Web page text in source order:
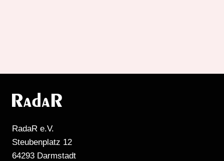
RadaR e.V.
Steubenplatz 12
64293 Darmstadt